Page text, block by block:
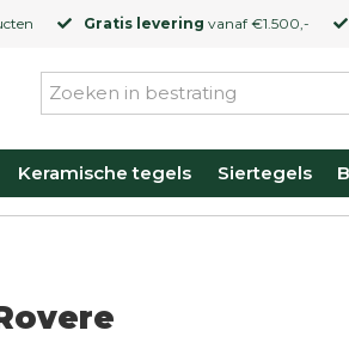
Gratis levering vanaf €1.500,-
Keramische tegels Siertegels